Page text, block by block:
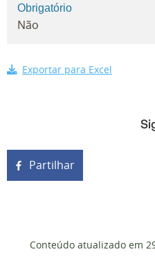
Obrigatório
Não
Exportar para Excel
Partilhar
Conteúdo atualizado em